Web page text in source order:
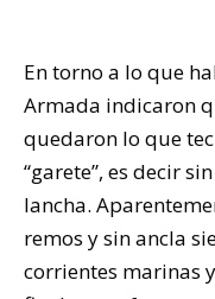
En torno a lo que
Armada indicaron
quedaron lo que
“garete”, es decir
lancha.
remos y sin ancla
corrientes marinas